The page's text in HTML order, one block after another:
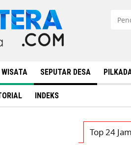
WISATA SEPUTAR DESA
INDEKS
Top 24 Jam